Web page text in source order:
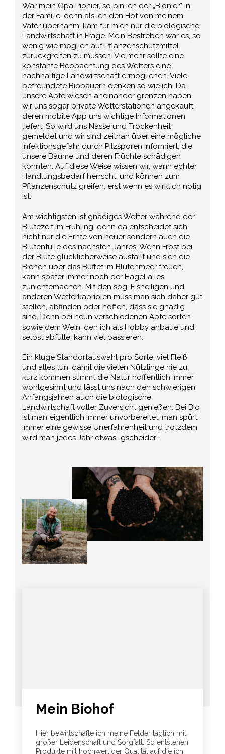
War mein Opa Pionier, so bin ich der „Bionier“ in
der Familie, denn als ich den Hof von meinem
Vater übernahm, kam für mich nur die biologische
Landwirtschaft in Frage. Mein Bestreben war es, so
wenig wie möglich auf Pflanzenschutzmittel
zurückgreifen zu müssen. Vielmehr sollte eine
konstante Beobachtung des Wetters eine
nachhaltige Landwirtschaft ermöglichen. Viele
befreundete Biobauern denken so wie ich. Da
unsere Apfelwiesen aneinander grenzen haben
wir uns sogar private Wetterstationen angekauft,
deren mobile App uns wichtige Informationen
liefert. So wird uns Nässe und Trockenheit
gemeldet und wir sind zeitnah über eine mögliche
Infektionsgefahr durch Pilzsporen informiert, die
unsere Bäume und deren Früchte schädigen
könnten. Auf diese Weise wissen wir, wann echter
Handlungsbedarf herrscht, und können zum
Pflanzenschutz greifen, erst wenn es wirklich nötig
ist.
Am wichtigsten ist gnädiges Wetter während der
Blütezeit im Frühling, denn da entscheidet sich
nicht nur die Ernte von heuer sondern auch die
Blütenfülle des nächsten Jahres. Wenn Frost bei
der Blüte glücklicherweise ausfällt und sich die
Bienen über das Buffet im Blütenmeer freuen,
kann später immer noch der Hagel alles
zunichtemachen. Mit den sog. Eisheiligen und
anderen Wetterkapriolen muss man sich daher gut
stellen, abfinden oder hoffen, dass sie gnädig
sind. Denn bei neun verschiedenen Apfelsorten
sowie dem Wein, den ich als Hobby anbaue und
selbst abfülle, kann viel passieren.
Ein kluge Standortauswahl pro Sorte, viel Fleiß
und alles tun, damit die vielen Nützlinge nie zu
kurz kommen stimmt die Natur hoffentlich immer
wohlgesinnt und lässt uns nach den schwierigen
Anfangsjahren auch die biologische
Landwirtschaft voller Zuversicht genießen. Bei Bio
ist man eigentlich immer unvorbereitet, man spürt
immer eine gewisse Unerfahrenheit und trotzdem
wird man jedes Jahr etwas „gscheider“.
Mein Biohof
Hier bewirtschafte ich meine Felder täglich mit
großer Leidenschaft und Sorgfalt. So entstehen
Produkte mit hochwertiger Qualität auf die ich